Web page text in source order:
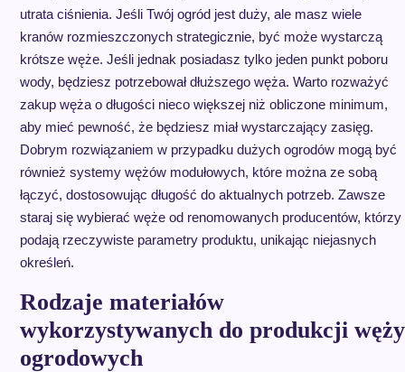
utrata ciśnienia. Jeśli Twój ogród jest duży, ale masz wiele
kranów rozmieszczonych strategicznie, być może wystarczą
krótsze węże. Jeśli jednak posiadasz tylko jeden punkt poboru
wody, będziesz potrzebował dłuższego węża. Warto rozważyć
zakup węża o długości nieco większej niż obliczone minimum,
aby mieć pewność, że będziesz miał wystarczający zasięg.
Dobrym rozwiązaniem w przypadku dużych ogrodów mogą być
również systemy wężów modułowych, które można ze sobą
łączyć, dostosowując długość do aktualnych potrzeb. Zawsze
staraj się wybierać węże od renomowanych producentów, którzy
podają rzeczywiste parametry produktu, unikając niejasnych
określeń.
Rodzaje materiałów
wykorzystywanych do produkcji węży
ogrodowych